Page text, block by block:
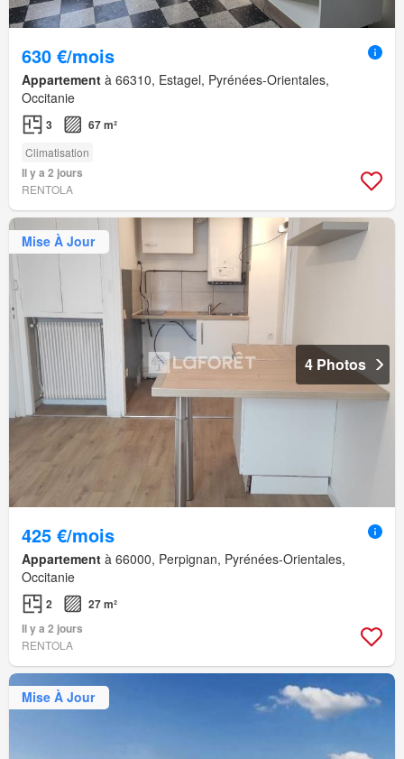
630 €/mois
Appartement à 66310, Estagel, Pyrénées-Orientales,
Occitanie
3 67 m²
Climatisation
Il y a 2 jours
RENTOLA
Mise À Jour
4 Photos
425 €/mois
Appartement à 66000, Perpignan, Pyrénées-Orientales,
Occitanie
2
27 m²
Il y a 2 jours
RENTOLA
Mise À Jour